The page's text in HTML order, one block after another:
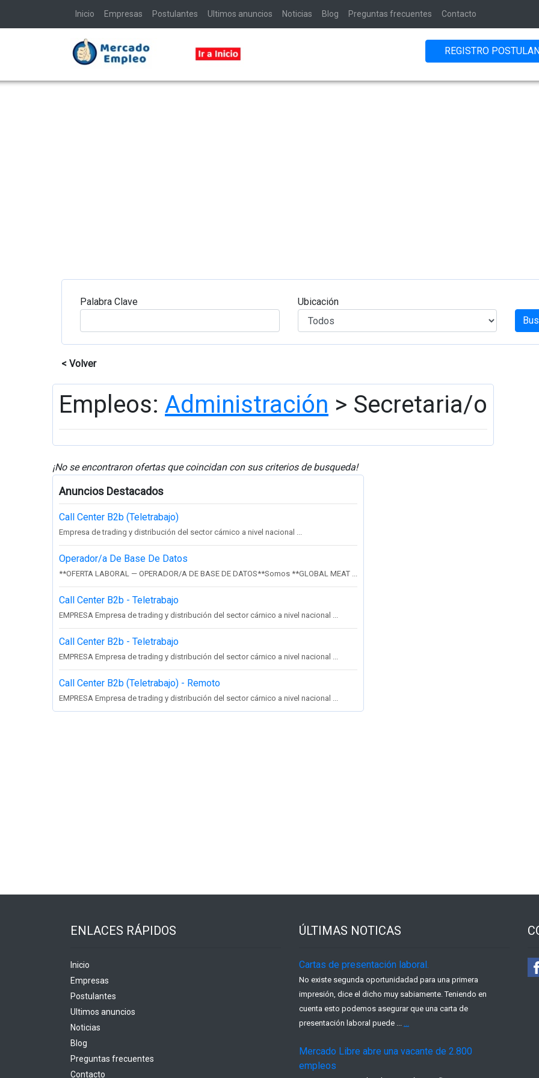
Inicio Empresas Postulantes Ultimos anuncios Noticias Blog Preguntas frecuentes Contacto
REGISTRO
Palabra Clave
Ubicación
< Volver
Empleos: Administración > Secretaria/o
¡No se encontraron ofertas que coincidan con sus criterios de busqueda!
Anuncios Destacados
Call Center B2b (Teletrabajo)
Empresa de trading y distribución del sector cárnico a nivel nacional ...
Operador/a De Base De Datos
**OFERTA LABORAL — OPERADOR/A DE BASE DE DATOS**Somos **GLOBAL MEAT ...
Call Center B2b - Teletrabajo
EMPRESA Empresa de trading y distribución del sector cárnico a nivel nacional ...
Call Center B2b - Teletrabajo
EMPRESA Empresa de trading y distribución del sector cárnico a nivel nacional ...
Call Center B2b (Teletrabajo) - Remoto
EMPRESA Empresa de trading y distribución del sector cárnico a nivel nacional ...
ENLACES RÁPIDOS
Inicio
Empresas
Postulantes
Ultimos anuncios
Noticias
Blog
Preguntas frecuentes
Contacto
ÚLTIMAS NOTICAS
Cartas de presentación laboral.
No existe segunda oportunidadad para una primera
impresión, dice el dicho muy sabiamente. Teniendo en
cuenta esto podemos asegurar que una carta de
presentación laboral puede ... ...
Mercado Libre abre una vacante de 2.800
empleos